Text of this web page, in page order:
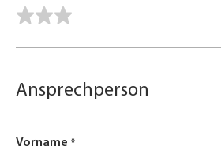
Ansprechperson
Vorname